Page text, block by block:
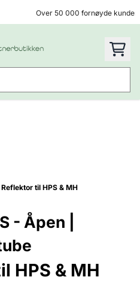
Over 50 000 fornøyde kunder
Reflektor til HPS & MH
- Åpen |
HPS & MH